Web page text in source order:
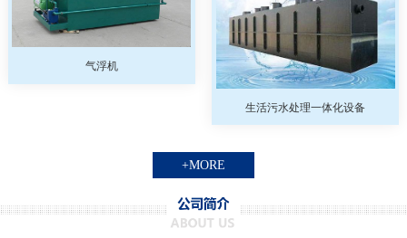
气浮机
生活污水处理一体化设备
+MORE